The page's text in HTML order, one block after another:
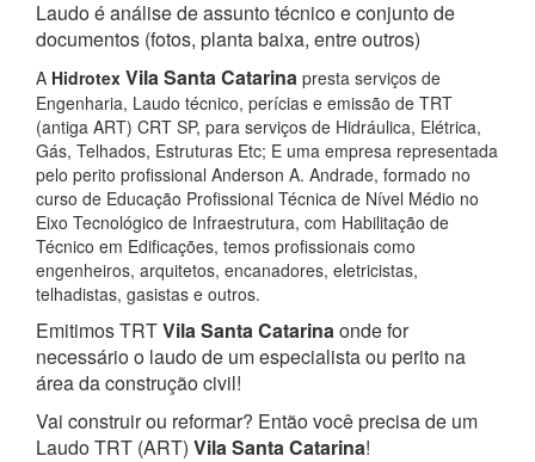
Laudo é análise de assunto técnico e conjunto de
documentos (fotos, planta baixa, entre outros)
A Hidrotex Vila Santa Catarina presta serviços de
Engenharia, Laudo técnico, perícias e emissão de TRT
(antiga ART) CRT SP, para serviços de Hidráulica, Elétrica,
Gás, Telhados, Estruturas Etc; E uma empresa representada
pelo perito profissional Anderson A. Andrade, formado no
curso de Educação Profissional Técnica de Nível Médio no
Eixo Tecnológico de Infraestrutura, com Habilitação de
Técnico em Edificações, temos profissionais como
engenheiros, arquitetos, encanadores, eletricistas,
telhadistas, gasistas e outros.
Emitimos TRTVila Santa Catarinaonde for
necessário o laudo de um especialista ou perito na
área da construção civil!
Vai construir ou reformar? Então você precisa de um
Laudo TRT (ART) Vila Santa Catarina!